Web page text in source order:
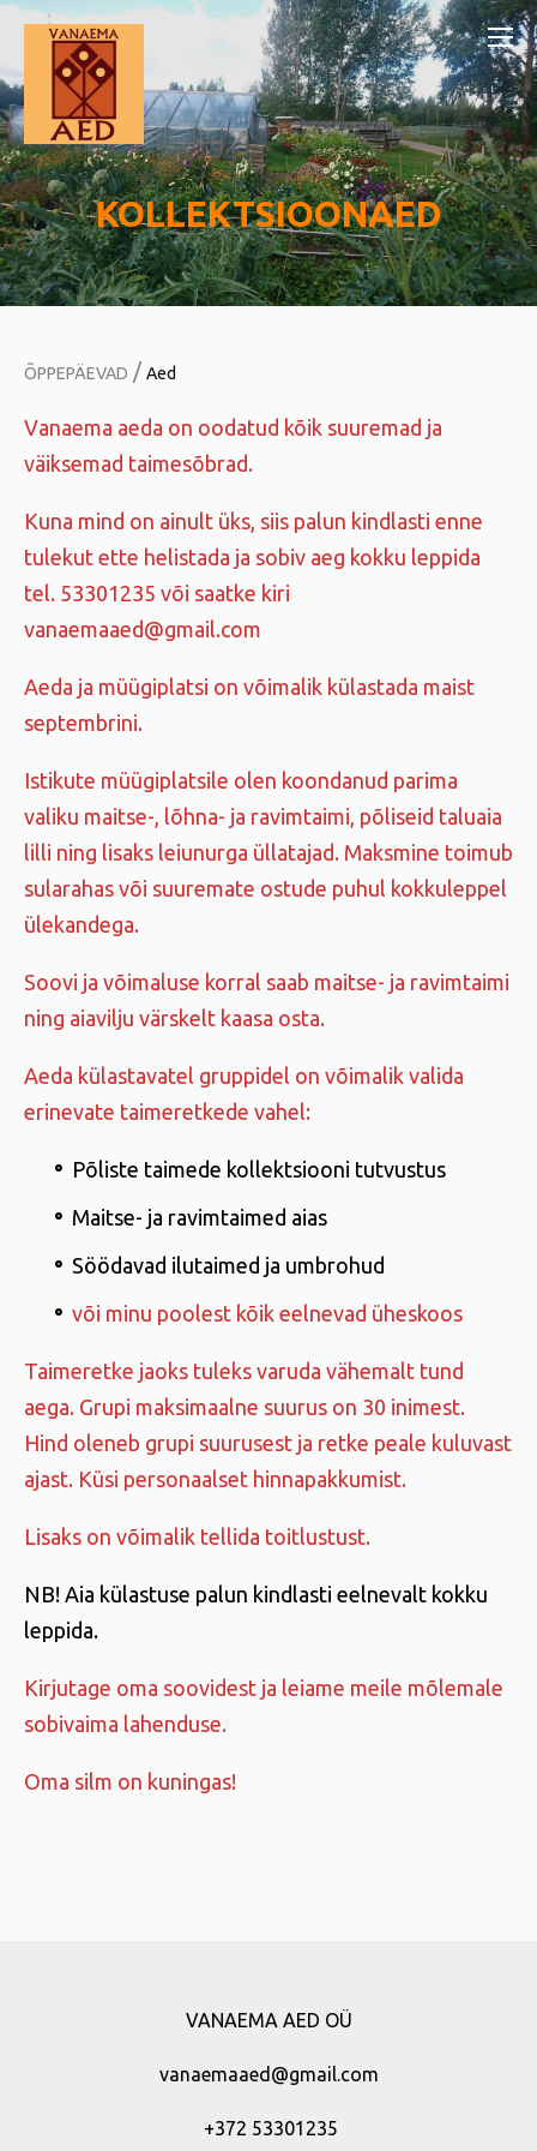
KOLLEKTSIOONAED
ÕPPEPÄEVAD / Aed
Vanaema aeda on oodatud kõik suuremad ja
väiksemad taimesõbrad.
Kuna mind on ainult üks, siis palun kindlasti enne
tulekut ette helistada ja sobiv aeg kokku leppida
tel. 53301235 või saatke kiri
vanaemaaed@gmail.com
Aeda ja müügiplatsi on võimalik külastada maist
septembrini.
Istikute müügiplatsile olen koondanud parima
valiku maitse-, lõhna- ja ravimtaimi, põliseid taluaia
lilli ning lisaks leiunurga üllatajad. Maksmine toimub
sularahas või suuremate ostude puhul kokkuleppel
ülekandega.
Soovi ja võimaluse korral saab maitse- ja ravimtaimi
ning aiavilju värskelt kaasa osta.
Aeda külastavatel gruppidel on võimalik valida
erinevate taimeretkede vahel:
Põliste taimede kollektsiooni tutvustus
Maitse- ja ravimtaimed aias
Söödavad ilutaimed ja umbrohud
või minu poolest kõik eelnevad üheskoos
Taimeretke jaoks tuleks varuda vähemalt tund
aega. Grupi maksimaalne suurus on 30 inimest.
Hind oleneb grupi suurusest ja retke peale kuluvast
ajast. Küsi personaalset hinnapakkumist.
Lisaks on võimalik tellida toitlustust.
NB! Aia külastuse palun kindlasti eelnevalt kokku
leppida.
Kirjutage oma soovidest ja leiame meile mõlemale
sobivaima lahenduse.
Oma silm on kuningas!
VANAEMA AED OÜ
vanaemaaed@gmail.com
+372 53301235